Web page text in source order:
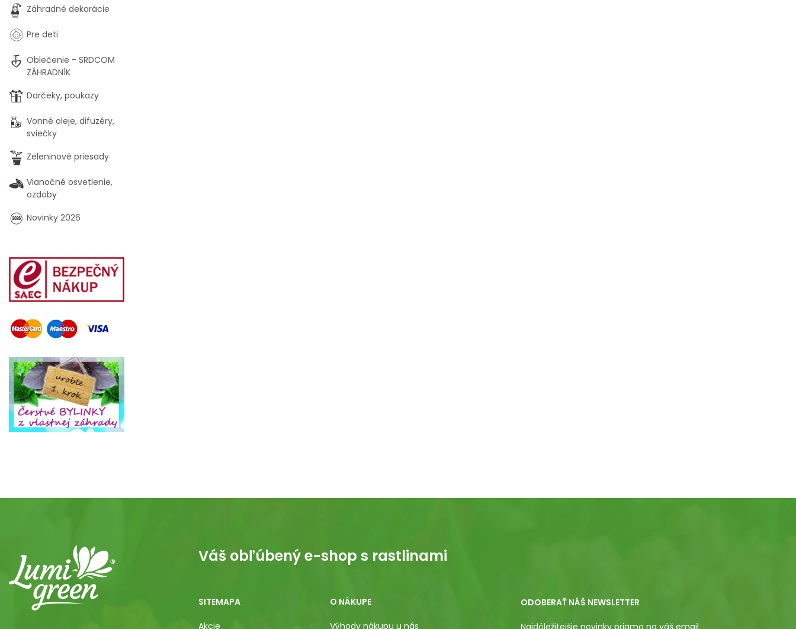
Záhradné dekorácie
Pre deti
Oblečenie - SRDCOM
ZÁHRADNÍK
Darčeky, poukazy
Vonné oleje, difuzéry,
sviečky
Zeleninové priesady
Vianočné osvetlenie,
ozdoby
Novinky 2026
Váš obľúbený e-shop s rastlinami
SITEMAPA
Akcie
O NÁKUPE
Výhody nákupu u nás
ODOBERAŤ NÁŠ NEWSLETTER